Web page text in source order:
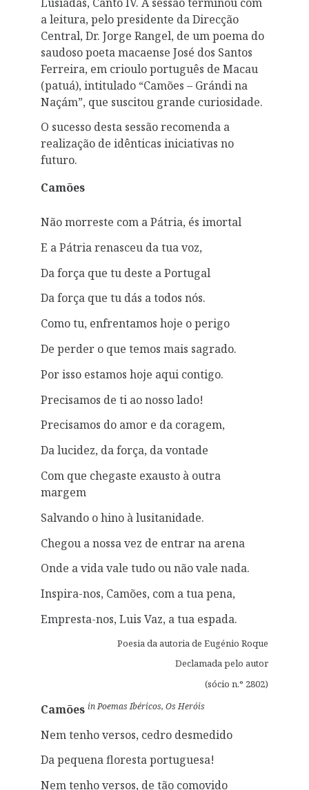
a leitura, pelo presidente da Direcção
Central, Dr. Jorge Rangel, de um poema do
saudoso poeta macaense José dos Santos
Ferreira, em crioulo português de Macau
(patuá), intitulado “Camões – Grándi na
Naçám”, que suscitou grande curiosidade.
O sucesso desta sessão recomenda a
realização de idênticas iniciativas no
futuro.
Camões
Não morreste com a Pátria, és imortal
E a Pátria renasceu da tua voz,
Da força que tu deste a Portugal
Da força que tu dás a todos nós.
Como tu, enfrentamos hoje o perigo
De perder o que temos mais sagrado.
Por isso estamos hoje aqui contigo.
Precisamos de ti ao nosso lado!
Precisamos do amor e da coragem,
Da lucidez, da força, da vontade
Com que chegaste exausto à outra
margem
Salvando o hino à lusitanidade.
Chegou a nossa vez de entrar na arena
Onde a vida vale tudo ou não vale nada.
Inspira-nos, Camões, com a tua pena,
Empresta-nos, Luis Vaz, a tua espada.
Poesia da autoria de Eugénio Roque
Declamada pelo autor
(sócio n.° 2802)
Camões in Poemas Ibéricos, Os Heróis
Nem tenho versos, cedro desmedido
Da pequena floresta portuguesa!
Nem tenho versos, de tão comovido